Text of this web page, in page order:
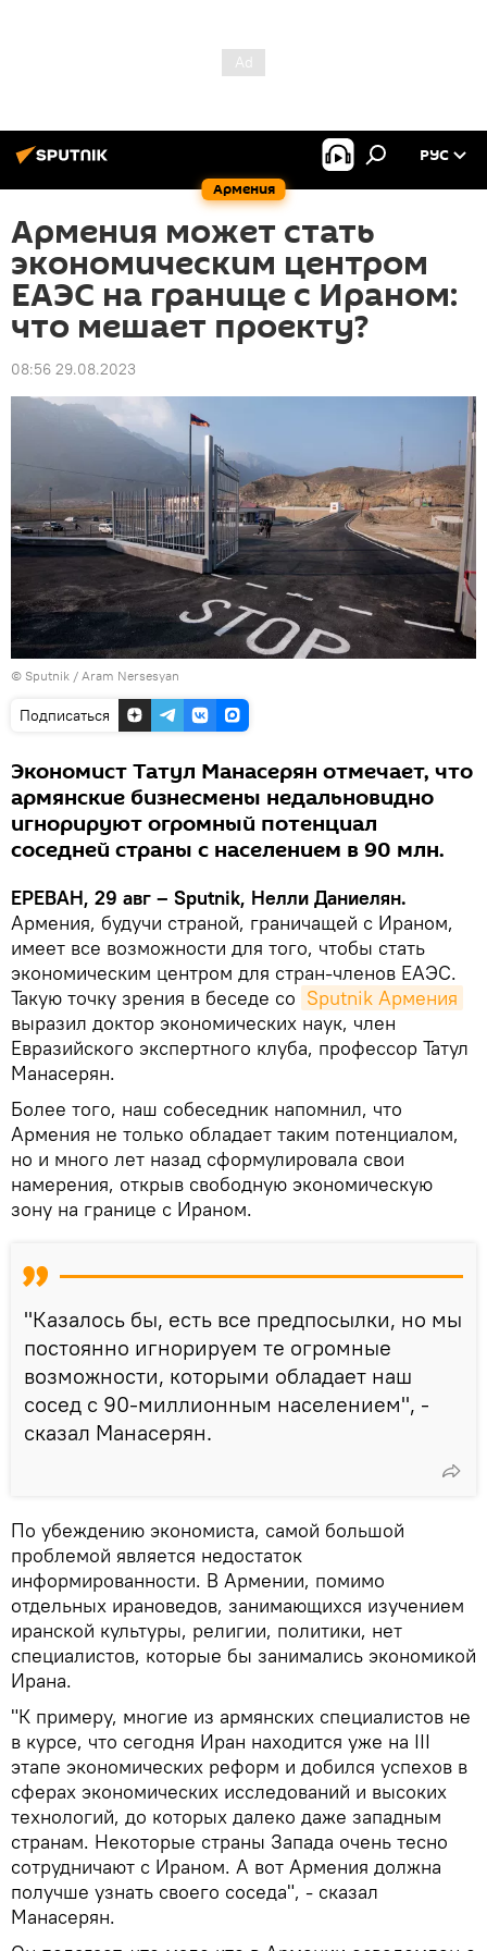
Армения
РУС
Армения может стать
экономическим центром
ЕАЭС на границе с Ираном:
что мешает проекту?
08:56 29.08.2023
© Sputnik / Aram Nersesyan
Подписаться
Экономист Татул Манасерян отмечает, что
армянские бизнесмены недальновидно
игнорируют огромный потенциал
соседней страны с населением в 90 млн.
ЕРЕВАН, 29 авг – Sputnik, Нелли Даниелян.
Армения, будучи страной, граничащей с Ираном,
имеет все возможности для того, чтобы стать
экономическим центром для стран-членов ЕАЭС.
Такую точку зрения в беседе со Sputnik Армения
выразил доктор экономических наук, член
Евразийского экспертного клуба, профессор Татул
Манасерян.
Более того, наш собеседник напомнил, что
Армения не только обладает таким потенциалом,
но и много лет назад сформулировала свои
намерения, открыв свободную экономическую
зону на границе с Ираном.
"Казалось бы, есть все предпосылки, но мы
постоянно игнорируем те огромные
возможности, которыми обладает наш
сосед с 90-миллионным населением", -
сказал Манасерян.
По убеждению экономиста, самой большой
проблемой является недостаток
информированности. В Армении, помимо
отдельных ирановедов, занимающихся изучением
иранской культуры, религии, политики, нет
специалистов, которые бы занимались экономикой
Ирана.
"К примеру, многие из армянских специалистов не
в курсе, что сегодня Иран находится уже на III
этапе экономических реформ и добился успехов в
сферах экономических исследований и высоких
технологий, до которых далеко даже западным
странам. Некоторые страны Запада очень тесно
сотрудничают с Ираном. А вот Армения должна
получше узнать своего соседа", - сказал
Манасерян.